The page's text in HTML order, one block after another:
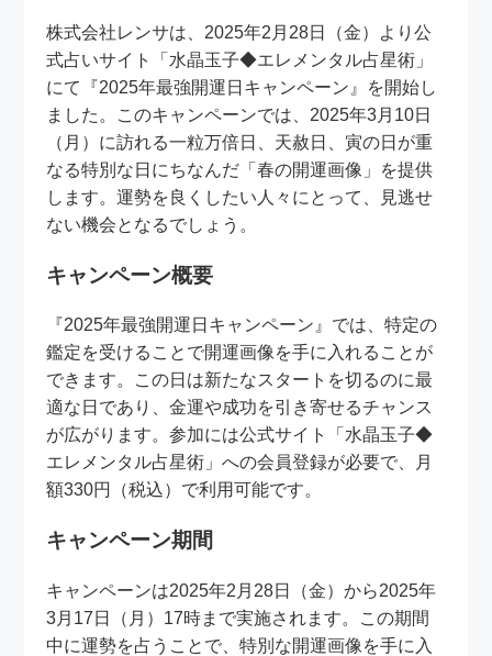
株式会社レンサは、2025年2月28日（金）より公
式占いサイト「水晶玉子◆エレメンタル占星術」
にて『2025年最強開運日キャンペーン』を開始し
ました。このキャンペーンでは、2025年3月10日
（月）に訪れる一粒万倍日、天赦日、寅の日が重
なる特別な日にちなんだ「春の開運画像」を提供
します。運勢を良くしたい人々にとって、見逃せ
ない機会となるでしょう。
キャンペーン概要
『2025年最強開運日キャンペーン』では、特定の
鑑定を受けることで開運画像を手に入れることが
できます。この日は新たなスタートを切るのに最
適な日であり、金運や成功を引き寄せるチャンス
が広がります。参加には公式サイト「水晶玉子◆
エレメンタル占星術」への会員登録が必要で、月
額330円（税込）で利用可能です。
キャンペーン期間
キャンペーンは2025年2月28日（金）から2025年
3月17日（月）17時まで実施されます。この期間
中に運勢を占うことで、特別な開運画像を手に入